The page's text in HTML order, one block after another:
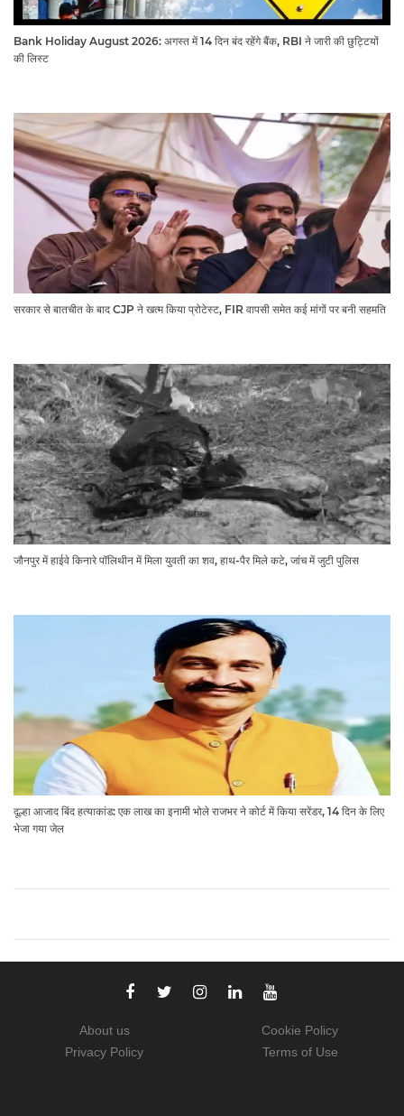
Bank Holiday August 2026: अगस्त में 14 दिन बंद रहेंगे बैंक, RBI ने जारी की छुट्टियों
की लिस्ट​​​​​​​
सरकार से बातचीत के बाद CJP ने खत्म किया प्रोटेस्ट, FIR वापसी समेत कई मांगों पर बनी सहमति
जौनपुर में हाईवे किनारे पॉलिथीन में मिला युवती का शव, हाथ-पैर मिले कटे, जांच में जुटी पुलिस
दूल्हा आजाद बिंद हत्याकांड: एक लाख का इनामी भोले राजभर ने कोर्ट में किया सरेंडर, 14 दिन के लिए
भेजा गया जेल
About us
Privacy Policy
Cookie Policy
Terms of Use